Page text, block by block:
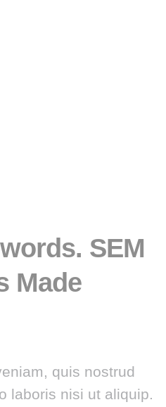
SEM
Made
quis nostrud
laboris nisi ut aliquip.